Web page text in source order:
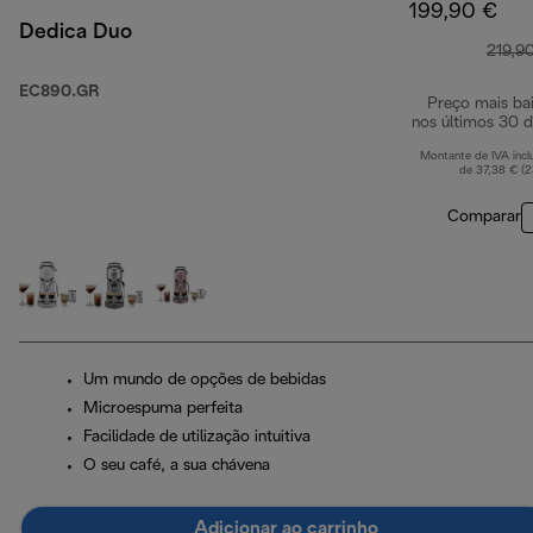
Dedica Duo
EC890.GR
199,90 €
Preço mais
nos últimos 30
Montante de IVA
de 37,38 €
Comparar
Um mundo de opções de bebidas
Microespuma perfeita
Facilidade de utilização intuitiva
O seu café, a sua chávena
Adicionar ao carrinho